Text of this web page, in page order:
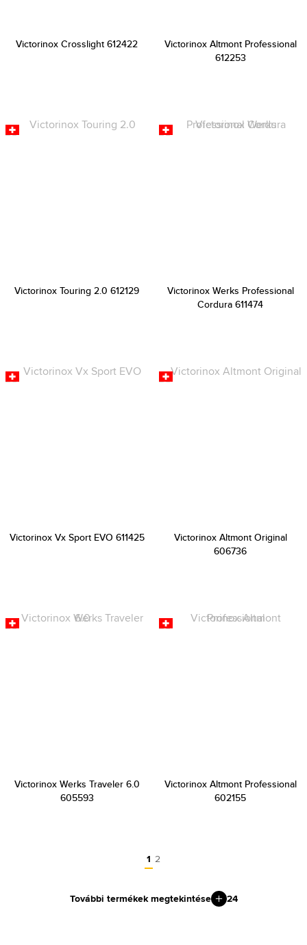
Victorinox Crosslight 612422
Victorinox Altmont Professional
612253
Victorinox Touring 2.0 612129
Victorinox Werks Professional
Cordura 611474
Victorinox Vx Sport EVO 611425
Victorinox Altmont Original
606736
Victorinox Werks Traveler 6.0
605593
Victorinox Altmont Professional
602155
1 2
További termékek megtekintése 24